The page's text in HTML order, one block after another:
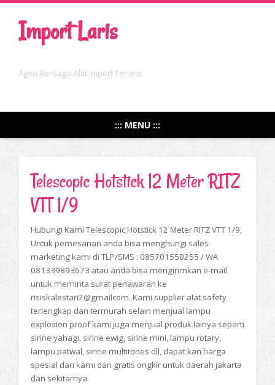
Import Laris
Agen Berbagai Alat Import Terlaris
::: MENU :::
Telescopic Hotstick 12 Meter RITZ
VTT 1/9
Hubungi Kami Telescopic Hotstick 12 Meter RITZ VTT 1/9,
Untuk pemesanan anda bisa menghungi sales
marketing kami di TLP/SMS : 085701550255 / WA
081339893673 atau anda bisa mengirimkan e-mail
untuk meminta surat penawaran ke
risiskalestari2@gmailcom. Kami supplier alat safety
terlengkap dan termurah selain menjual lampu
explosion proof kami juga menjual produk lainya seperti
sirine yahagi, sirine ewig, sirine mini, lampu rotary,
lampu patwal, sirine multitones dll, dapat kan harga
spesial dari kami dan gratis ongkir untuk daerah jakarta
dan sekitarnya.